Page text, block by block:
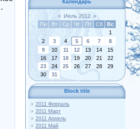
Календарь
« Июль 2012 »
Пн
Вт Ср Чт Пт Сб
Вс
1
2
3 4 5 6 7
8
9
10 11 12 13 14
15
16
17 18 19 20 21
22
23
24 25 26 27 28
29
30
31
Block title
2011 Февраль
2011 Март
2011 Апрель
2011 Май